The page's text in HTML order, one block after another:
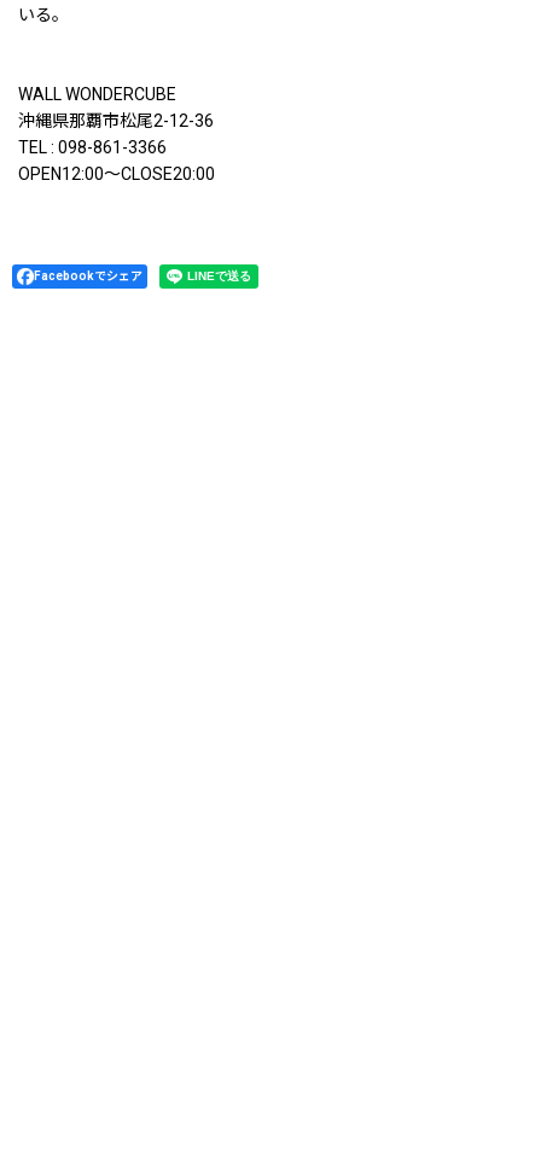
いる。
WALL WONDERCUBE
沖縄県那覇市松尾2-12-36
TEL : 098-861-3366
OPEN12:00〜CLOSE20:00
Facebookでシェア